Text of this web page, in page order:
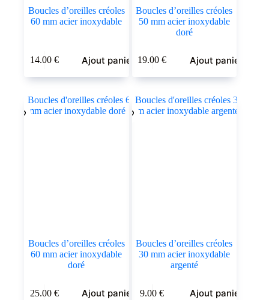
Boucles d’oreilles créoles
60 mm acier inoxydable
14.00 € Ajout panier
Boucles d’oreilles créoles
50 mm acier inoxydable
doré
19.00€ Ajout panier
Boucles d’oreilles créoles
60 mm acier inoxydable
doré
25.00 € Ajout panier
Boucles d’oreilles créoles
30 mm acier inoxydable
argenté
9.00€ Ajout panier